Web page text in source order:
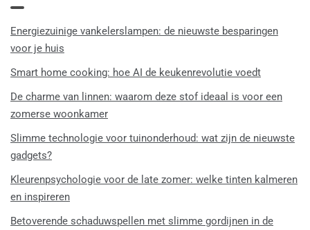
Energiezuinige vankelerslampen: de nieuwste besparingen
voor je huis
Smart home cooking: hoe AI de keukenrevolutie voedt
De charme van linnen: waarom deze stof ideaal is voor een
zomerse woonkamer
Slimme technologie voor tuinonderhoud: wat zijn de nieuwste
gadgets?
Kleurenpsychologie voor de late zomer: welke tinten kalmeren
en inspireren
Betoverende schaduwspellen met slimme gordijnen in de